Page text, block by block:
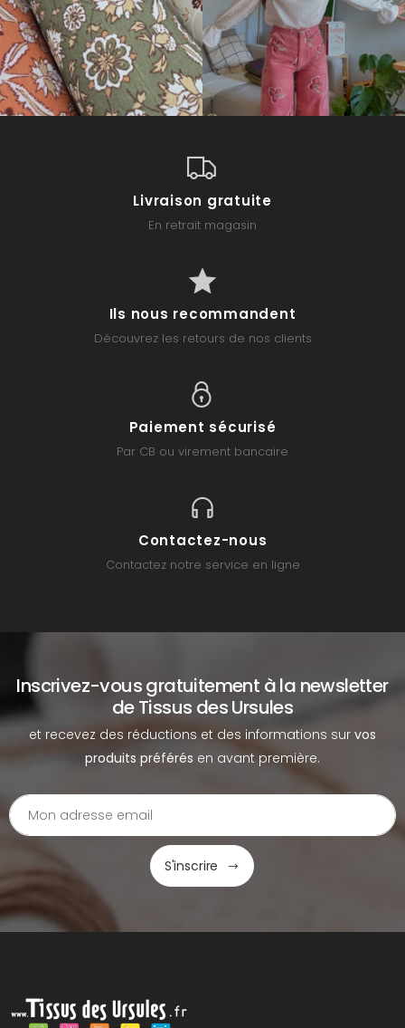
Livraison gratuite
En retrait magasin
Ils nous recommandent
Découvrez les retours de nos clients
Paiement sécurisé
Par CB ou virement bancaire
Contactez-nous
Contactez notre service en ligne
Inscrivez-vous gratuitement à la newsletter
de Tissus des Ursules
et recevez des réductions et des informations sur vos
produits préférés en avant première.
S'inscrire